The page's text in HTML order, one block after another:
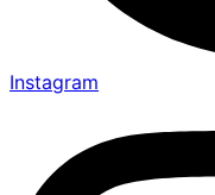
Instagram